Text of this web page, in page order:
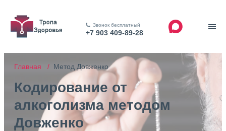
Звонок бесплатный
+7 903 409-89-28
Главная / Метод Довженко
Кодирование от
алкоголизма методом
Довженко